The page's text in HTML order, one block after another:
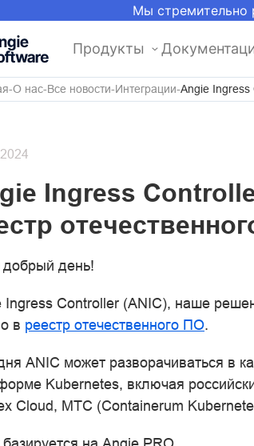
Мы стремительно
Продукты
О нас Все новости Интеграции Angie Ingress
Ingress
день!
Ingress Controller (ANIC), наше
в реестр отечественного ПО.
ANIC может разворачиваться в
Kubernetes, включая
Cloud, МТС (Containerum